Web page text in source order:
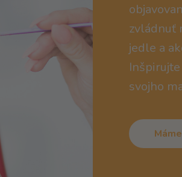
zvládnuť
jedle a
svojho